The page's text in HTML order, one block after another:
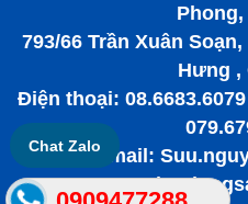
Phong,
793/66 Trần Xuân
Hưng ,
Điện thoại:
Email:
Chat Zalo